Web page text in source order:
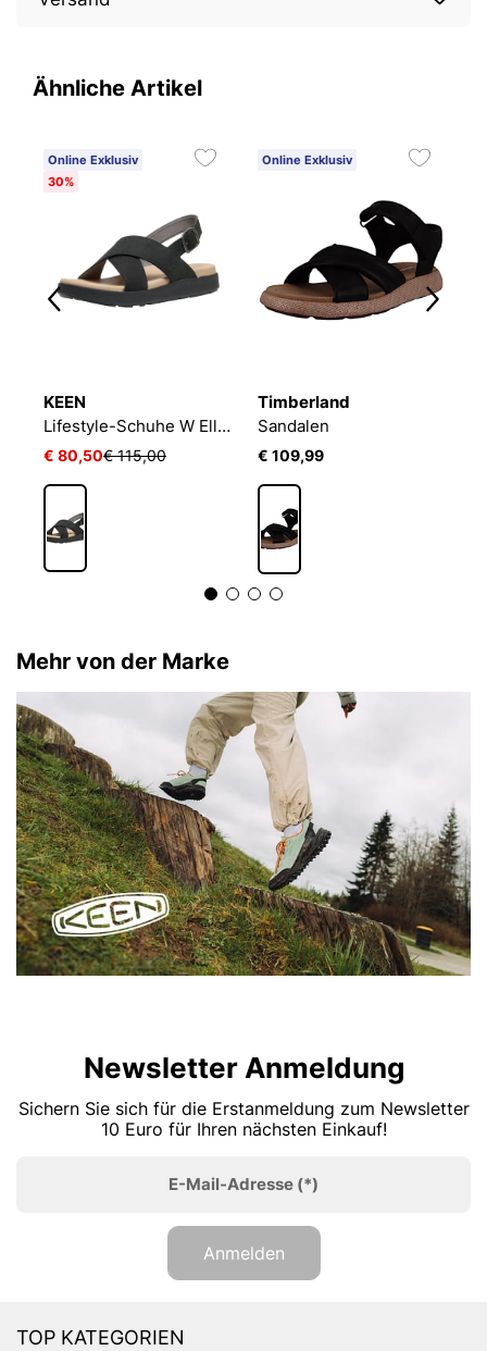
Ähnliche Artikel
Online Exklusiv
30%
KEEN
Lifestyle-Schuhe W Elle Luxe Cross Strap
€ 80,50€ 115,00
Online Exklusiv
Timberland
Sandalen
€ 109,99
Mehr von der Marke
Newsletter Anmeldung
Sichern Sie sich für die Erstanmeldung zum Newsletter
10 Euro für Ihren nächsten Einkauf!
E-Mail-Adresse (*)
Anmelden
TOP KATEGORIEN